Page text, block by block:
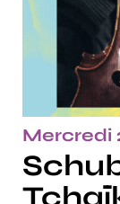
Mercredi